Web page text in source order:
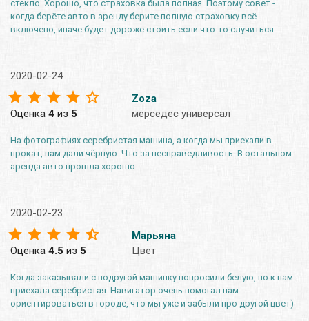
стекло. Хорошо, что страховка была полная. Поэтому совет -
когда берёте авто в аренду берите полную страховку всё
включено, иначе будет дороже стоить если что-то случиться.
2020-02-24
Оценка 4 из 5
Zoza
мерседес универсал
На фотографиях серебристая машина, а когда мы приехали в
прокат, нам дали чёрную. Что за несправедливость. В остальном
аренда авто прошла хорошо.
2020-02-23
Оценка 4.5 из 5
Марьяна
Цвет
Когда заказывали с подругой машинку попросили белую, но к нам
приехала серебристая. Навигатор очень помогал нам
ориентироваться в городе, что мы уже и забыли про другой цвет)